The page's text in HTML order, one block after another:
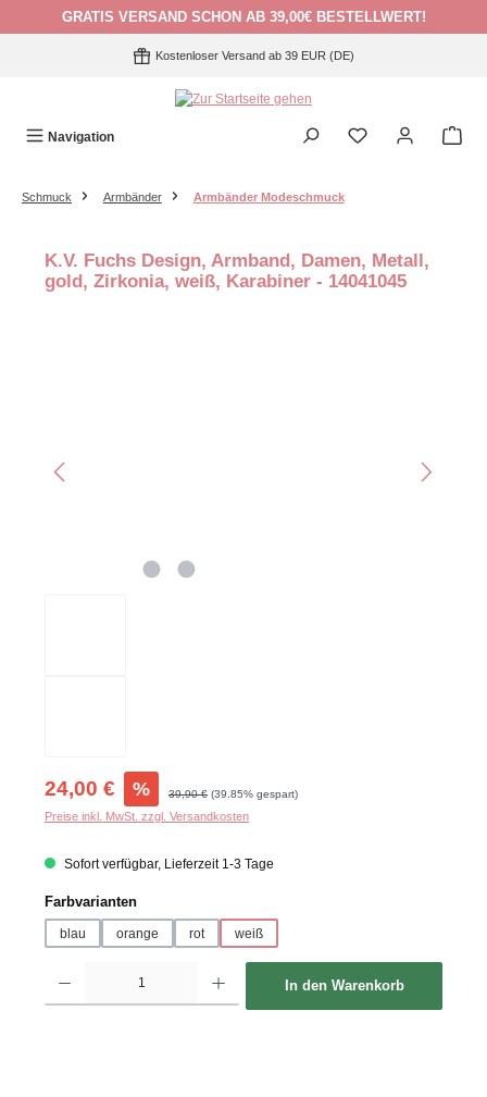
Zum Hauptinhalt springen
GRATIS VERSAND SCHON AB 39,00€ BESTELLWERT!
Kostenloser Versand ab 39 EUR (DE)
Navigation
Schmuck Armbänder Armbänder Modeschmuck
K.V. Fuchs Design, Armband, Damen, Metall,
gold, Zirkonia, weiß, Karabiner - 14041045
Verkaufspreis:
24,00 € % Regulärer Preis:
39,90 € (39.85% gespart)
Preise inkl. MwSt. zzgl. Versandkosten
Sofort verfügbar, Lieferzeit 1-3 Tage
Farbvariantenauswählen
blau orange rot weiß
In den Warenkorb